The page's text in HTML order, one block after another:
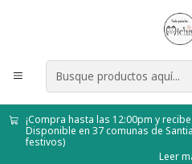
¡Compra hasta las 12:00pm y
Disponible en 37 comunas de
festivos)
Leer